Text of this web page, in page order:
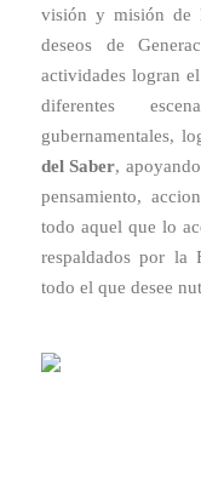
visión y misión de
deseos de
actividades logran
diferentes
gubernamentales,
del Saber,
pensamiento,
todo aquel que lo
respaldados por la
todo el que desee